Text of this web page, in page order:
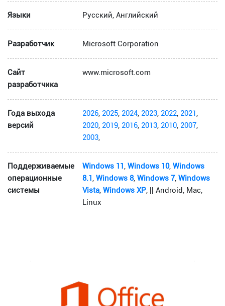
Языки Русский, Английский
Разработчик Microsoft Corporation
Сайт
разработчика
www.microsoft.com
Года выхода
версий
2026, 2025, 2024, 2023, 2022, 2021,
2020, 2019, 2016, 2013, 2010, 2007,
2003,
Поддерживаемые
операционные
системы
Windows 11,Windows 10,Windows
8.1,Windows 8,Windows 7,Windows
Vista,Windows XP, || Android, Mac,
Linux